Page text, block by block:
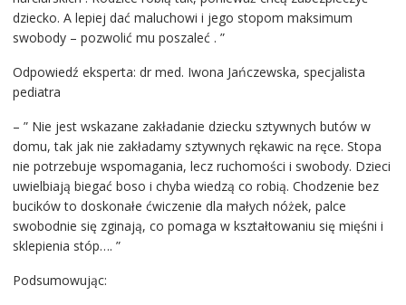
dziecko. A lepiej dać maluchowi i jego stopom maksimum
swobody – pozwolić mu poszaleć . ”
Odpowiedź eksperta: dr med. Iwona Jańczewska, specjalista
pediatra
– ” Nie jest wskazane zakładanie dziecku sztywnych butów w
domu, tak jak nie zakładamy sztywnych rękawic na ręce. Stopa
nie potrzebuje wspomagania, lecz ruchomości i swobody. Dzieci
uwielbiają biegać boso i chyba wiedzą co robią. Chodzenie bez
bucików to doskonałe ćwiczenie dla małych nóżek, palce
swobodnie się zginają, co pomaga w kształtowaniu się mięśni i
sklepienia stóp…. ”
Podsumowując: